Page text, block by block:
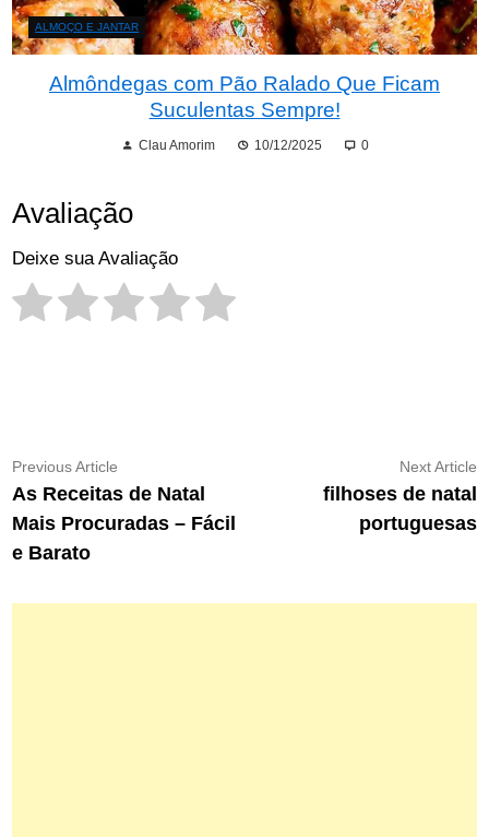
ALMOÇO E JANTAR
Almôndegas com Pão Ralado Que Ficam
Suculentas Sempre!
Clau Amorim 10/12/2025 0
Avaliação
Deixe sua Avaliação
Navegação
de
Post
Previous Article
article:
As Receitas de Natal
Mais Procuradas – Fácil
e Barato
Next Article
filhoses de natal
portuguesas